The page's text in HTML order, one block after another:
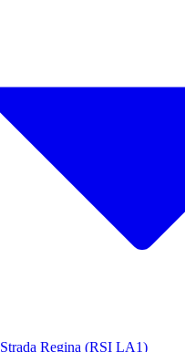
Strada Regina (RSI LA1)